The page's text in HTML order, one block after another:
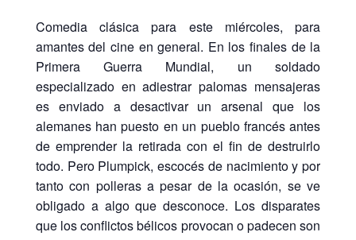
Comedia clásica para este miércoles, para
amantes del cine en general. En los finales de la
Primera Guerra Mundial, un soldado
especializado en adiestrar palomas mensajeras
es enviado a desactivar un arsenal que los
alemanes han puesto en un pueblo francés antes
de emprender la retirada con el fin de destruirlo
todo. Pero Plumpick, escocés de nacimiento y por
tanto con polleras a pesar de la ocasión, se ve
obligado a algo que desconoce. Los disparates
que los conflictos bélicos provocan o padecen son